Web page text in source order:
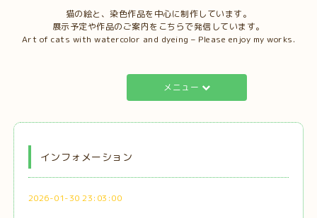
猫の絵と、染色作品を中心に制作しています。
展示予定や作品のご案内をこちらで発信しています。
Art of cats with watercolor and dyeing – Please enjoy my works.
メニュー
インフォメーション
2026-01-30 23:03:00